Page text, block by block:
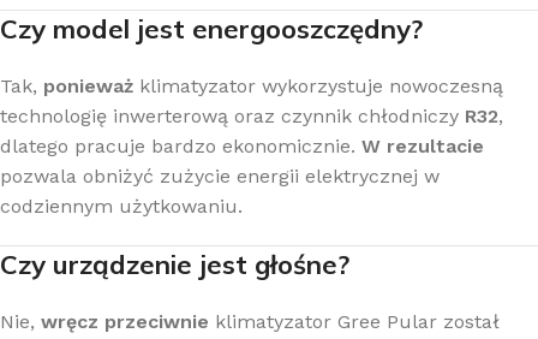
Czy model jest energooszczędny?
Tak, ponieważ klimatyzator wykorzystuje nowoczesną
technologię inwerterową oraz czynnik chłodniczy R32,
dlatego pracuje bardzo ekonomicznie. W rezultacie
pozwala obniżyć zużycie energii elektrycznej w
codziennym użytkowaniu.
Czy urządzenie jest głośne?
Nie, wręcz przeciwnie klimatyzator Gree Pular został